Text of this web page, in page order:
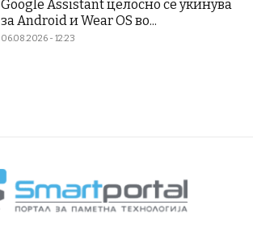
Google Assistant целосно се укинува
за Android и Wear OS во...
06.08.2026 - 12:23